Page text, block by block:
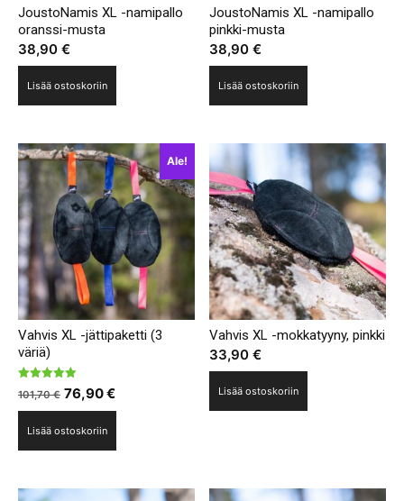
JoustoNamis XL -namipallo
oranssi-musta
38,90 €
Lisää ostoskoriin
JoustoNamis XL -namipallo
pinkki-musta
38,90€
Lisää ostoskoriin
Ale!
Vahvis XL -jättipaketti (3
väriä)
Arvostelu
tuotteesta:
5.00
101,70€ Alkuperäinen
hinta
oli:
76,90€Nykyinen
hinta
Lisää ostoskoriin
Vahvis XL -mokkatyyny, pinkki
33,90€
Lisää ostoskoriin